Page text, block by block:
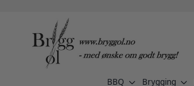
BBQ Brygging